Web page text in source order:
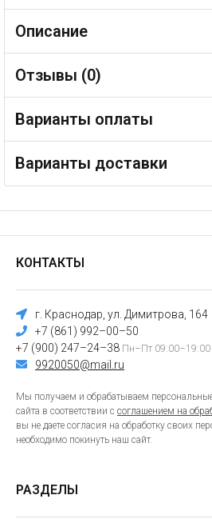
Описание
Отзывы (0)
Варианты оплаты
Варианты доставки
КОНТАКТЫ
г. Краснодар, ул. Димитрова, 164
+7 (861) 992–00–50
+7 (900) 247–24–38 Пн–Пт 09:00–19:00
9920050@mail.ru
Мы получаем и обрабатываем
сайта в соответствии с соглашением на
вы не даете согласия на обработку своих
необходимо покинуть наш сайт.
РАЗДЕЛЫ